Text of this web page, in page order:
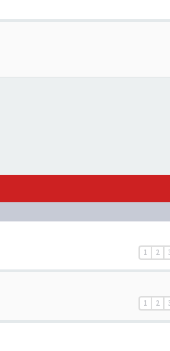
1 2
1 2